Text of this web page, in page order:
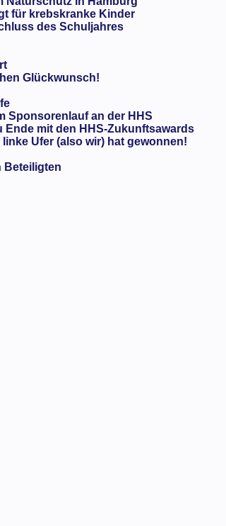
für krebskranke Kinder
des Schuljahres
Glückwunsch!
Sponsorenlauf an der HHS
Ende mit den HHS-Zukunftsawards
Ufer (also wir) hat gewonnen!
Beteiligten